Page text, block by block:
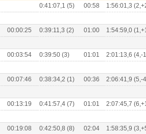
0:41:07,1 (5) 00:58 1:56:01,3
00:00:25 0:39:11,3 (2) 01:00 1:54:59,0
00:03:54 0:39:50 (3) 01:01 2:01:13,6 (4,-
00:07:46 0:38:34,2 (1) 00:36 2:06:41,9 (5,-
00:13:19 0:41:57,4 (7) 01:01 2:07:45,7
00:19:08 0:42:50,8 (8) 02:04 1:58:35,9